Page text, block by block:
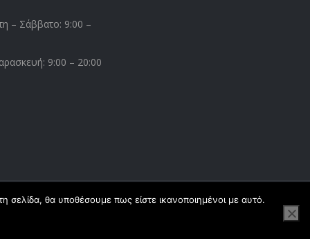
– Σάββατο: 9:00 –
9:00 – 20:00
σελίδα, θα υποθέσουμε πως είστε ικανοποιημένοι με αυτό.